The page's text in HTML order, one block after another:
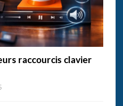
raccourcis clavier